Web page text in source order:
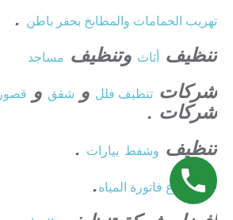
تهريب الحمامات والمطابخ بحفر باطن .
تنظيف أثاث وتنظيف مساجد
شركات تنظيف فلل و شقق و قصور
شركات .
تنظيف وشفط بيارات .
حل ارتفاع فاتورة المياه.